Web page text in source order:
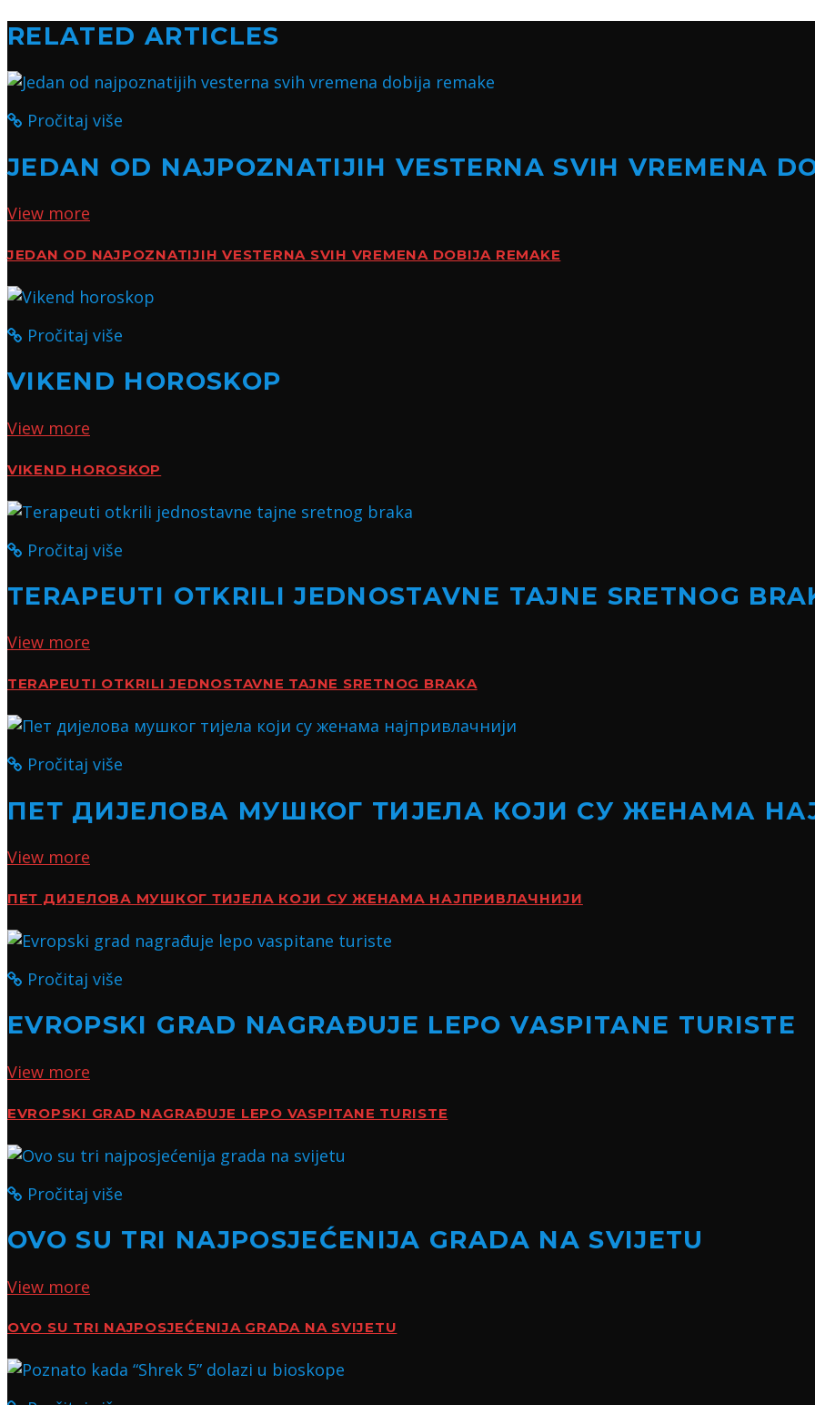
RELATED ARTICLES
Pročitaj više
JEDAN OD NAJPOZNATIJIH VESTERNA SVIH VREMENA
View more
JEDAN OD NAJPOZNATIJIH VESTERNA SVIH VREMENA DOBIJA REMAKE
Pročitaj više
VIKEND HOROSKOP
View more
VIKEND HOROSKOP
Pročitaj više
TERAPEUTI OTKRILI JEDNOSTAVNE TAJNE SRETNOG
View more
TERAPEUTI OTKRILI JEDNOSTAVNE TAJNE SRETNOG BRAKA
Pročitaj više
ПЕТ ДИЈЕЛОВА МУШКОГ ТИЈЕЛА КОЈИ СУ ЖЕНАМА
View more
ПЕТ ДИЈЕЛОВА МУШКОГ ТИЈЕЛА КОЈИ СУ ЖЕНАМА НАЈПРИВЛАЧНИЈИ
Pročitaj više
EVROPSKI GRAD NAGRAĐUJE LEPO VASPITANE TURISTE
View more
EVROPSKI GRAD NAGRAĐUJE LEPO VASPITANE TURISTE
Pročitaj više
OVO SU TRI NAJPOSJEĆENIJA GRADA NA SVIJETU
View more
OVO SU TRI NAJPOSJEĆENIJA GRADA NA SVIJETU